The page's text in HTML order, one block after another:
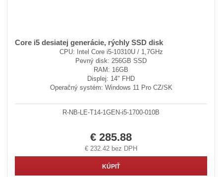
Core i5 desiatej generácie, rýchly SSD disk
CPU: Intel Core i5-10310U / 1,7GHz
Pevný disk: 256GB SSD
RAM: 16GB
Displej: 14" FHD
Operačný systém: Windows 11 Pro CZ/SK
R-NB-LE-T14-1GEN-i5-1700-010B
€ 285.88
€ 232.42 bez DPH
KÚPIŤ